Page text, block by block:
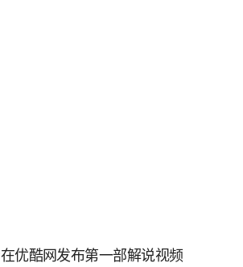
优酷网发布第一部解说视频